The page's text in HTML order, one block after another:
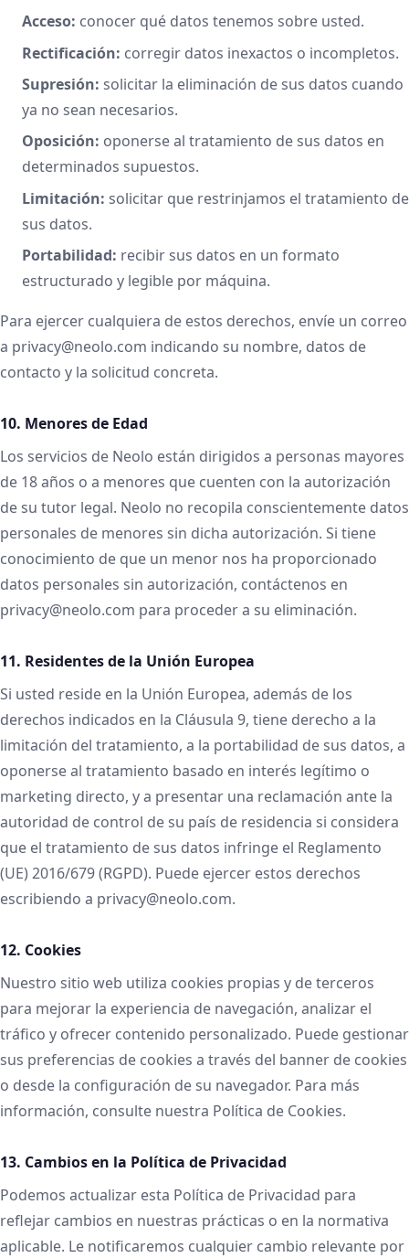
Acceso: conocer qué datos tenemos sobre usted.
Rectificación: corregir datos inexactos o incompletos.
Supresión: solicitar la eliminación de sus datos cuando
ya no sean necesarios.
Oposición: oponerse al tratamiento de sus datos en
determinados supuestos.
Limitación: solicitar que restrinjamos el tratamiento de
sus datos.
Portabilidad: recibir sus datos en un formato
estructurado y legible por máquina.
Para ejercer cualquiera de estos derechos, envíe un correo
a privacy@neolo.com indicando su nombre, datos de
contacto y la solicitud concreta.
10. Menores de Edad
Los servicios de Neolo están dirigidos a personas mayores
de 18 años o a menores que cuenten con la autorización
de su tutor legal. Neolo no recopila conscientemente datos
personales de menores sin dicha autorización. Si tiene
conocimiento de que un menor nos ha proporcionado
datos personales sin autorización, contáctenos en
privacy@neolo.com para proceder a su eliminación.
11. Residentes de la Unión Europea
Si usted reside en la Unión Europea, además de los
derechos indicados en la Cláusula 9, tiene derecho a la
limitación del tratamiento, a la portabilidad de sus datos, a
oponerse al tratamiento basado en interés legítimo o
marketing directo, y a presentar una reclamación ante la
autoridad de control de su país de residencia si considera
que el tratamiento de sus datos infringe el Reglamento
(UE) 2016/679 (RGPD). Puede ejercer estos derechos
escribiendo a privacy@neolo.com.
12. Cookies
Nuestro sitio web utiliza cookies propias y de terceros
para mejorar la experiencia de navegación, analizar el
tráfico y ofrecer contenido personalizado. Puede gestionar
sus preferencias de cookies a través del banner de cookies
o desde la configuración de su navegador. Para más
información, consulte nuestra Política de Cookies.
13. Cambios en la Política de Privacidad
Podemos actualizar esta Política de Privacidad para
reflejar cambios en nuestras prácticas o en la normativa
aplicable. Le notificaremos cualquier cambio relevante por